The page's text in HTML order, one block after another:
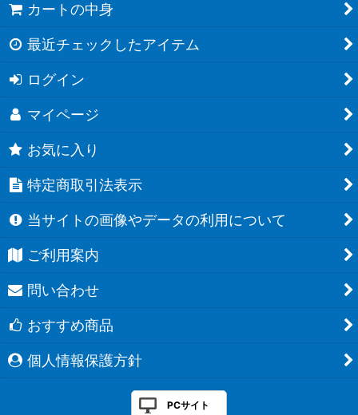
カートの中身
最近チェックしたアイテム
ログイン
マイページ
お気に入り
特定商取引法表示
当サイトの画像やデータの利用について
ご利用案内
問い合わせ
おすすめ商品
個人情報保護方針
PCサイト